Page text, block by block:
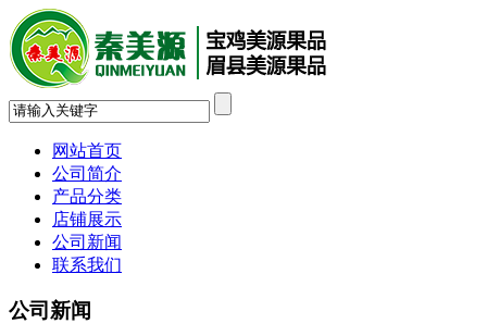
网站首页
公司简介
产品分类
店铺展示
公司新闻
联系我们
公司新闻